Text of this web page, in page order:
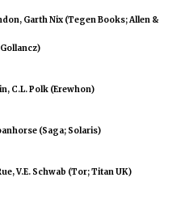
Garth Nix (Tegen Books; Allen &
C.L. Polk (Erewhon)
(Saga; Solaris)
V.E. Schwab (Tor; Titan UK)